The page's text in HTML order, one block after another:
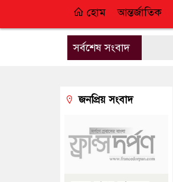
হোম আন্তর্জাতিক
সর্বশেষ সংবাদ
জনপ্রিয় সংবাদ